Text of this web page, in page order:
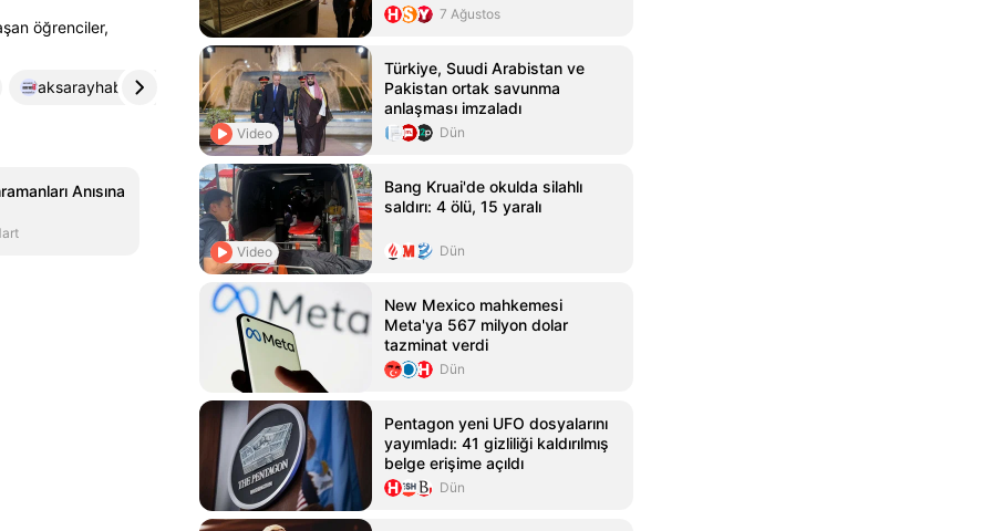
öğrenciler,
aksarayhaber68.com 4
Anısına
7 Ağustos
Video
Türkiye, Suudi Arabistan ve
Pakistan ortak savunma
anlaşması imzaladı
Dün
Video
Bang Kruai'de okulda silahlı
saldırı: 4 ölü, 15 yaralı
Dün
New Mexico mahkemesi
Meta'ya 567 milyon dolar
tazminat verdi
Dün
Pentagon yeni UFO dosyalarını
yayımladı: 41 gizliliği kaldırılmış
belge erişime açıldı
Dün